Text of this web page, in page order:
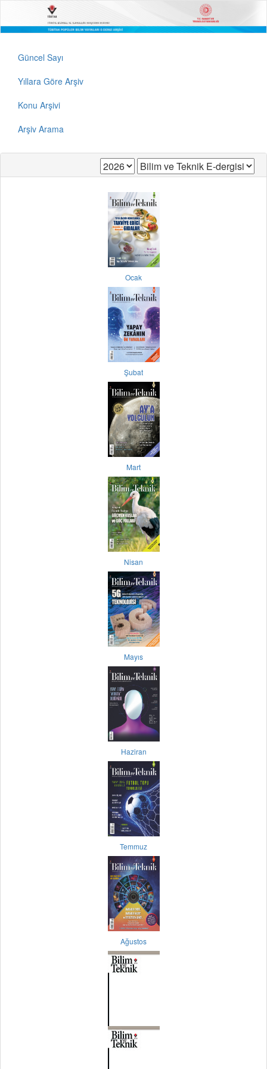
Güncel Sayı
Yıllara Göre Arşiv
Konu Arşivi
Arşiv Arama
Ocak
Şubat
Mart
Nisan
Mayıs
Haziran
Temmuz
Ağustos